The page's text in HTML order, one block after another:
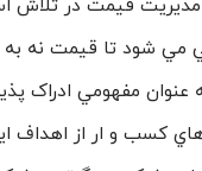
قيمت در تلاش
شود تا قيمت نه به
عنوان مفهومي ادراک
هاي کسب و ار از